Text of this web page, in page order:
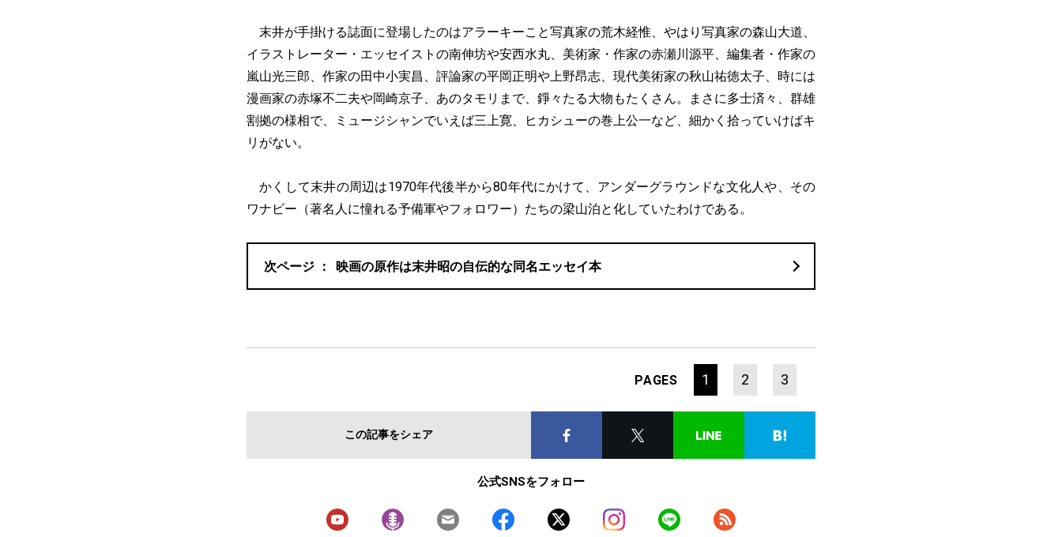
末井が手掛ける誌面に登場したのはアラーキーこと写真家の荒木経惟、やはり写真家の森山大道、
イラストレーター・エッセイストの南伸坊や安西水丸、美術家・作家の赤瀬川源平、編集者・作家の
嵐山光三郎、作家の田中小実昌、評論家の平岡正明や上野昂志、現代美術家の秋山祐徳太子、時には
漫画家の赤塚不二夫や岡崎京子、あのタモリまで、錚々たる大物もたくさん。まさに多士済々、群雄
割拠の様相で、ミュージシャンでいえば三上寛、ヒカシューの巻上公一など、細かく拾っていけばキ
リがない。
かくして末井の周辺は1970年代後半から80年代にかけて、アンダーグラウンドな文化人や、その
ワナビー（著名人に憧れる予備軍やフォロワー）たちの梁山泊と化していたわけである。
映画の原作は末井昭の自伝的な同名エッセイ本
PAGES 1 2 3
この記事をシェア
公式SNSをフォロー